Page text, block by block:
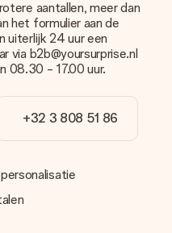
aan: iDeal, Paypal,
Hou bij handmatige
extra levertijd van je
opnemen met onze
het vinden van een
aantallen, meer dan
het formulier aan de
uiterlijk 24 uur een
via b2b@yoursurprise.nl
08.30 - 17.00 uur.
+32 3 808 51 86